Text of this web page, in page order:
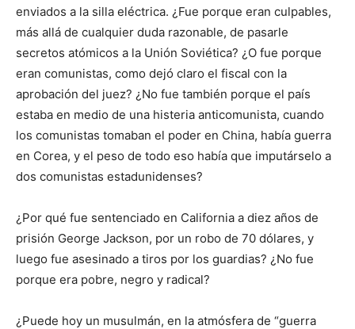
enviados a la silla eléctrica. ¿Fue porque eran culpables,
más allá de cualquier duda razonable, de pasarle
secretos atómicos a la Unión Soviética? ¿O fue porque
eran comunistas, como dejó claro el fiscal con la
aprobación del juez? ¿No fue también porque el país
estaba en medio de una histeria anticomunista, cuando
los comunistas tomaban el poder en China, había guerra
en Corea, y el peso de todo eso había que imputárselo a
dos comunistas estadunidenses?
¿Por qué fue sentenciado en California a diez años de
prisión George Jackson, por un robo de 70 dólares, y
luego fue asesinado a tiros por los guardias? ¿No fue
porque era pobre, negro y radical?
¿Puede hoy un musulmán, en la atmósfera de “guerra